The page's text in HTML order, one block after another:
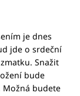
je dnes
jde o srdeční
Snažit
bude
Možná budete